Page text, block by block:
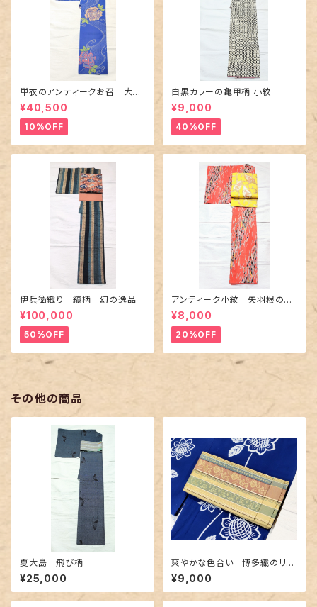
単衣のアンティークお召 大輪
の薔薇柄柄
¥40,500
10%OFF
白黒カラーの亀甲柄 小紋
¥9,000
40%OFF
伊兵衛織り 縞柄 幻の逸品
¥100,000
50%OFF
アンティーク小紋 矢羽根の地
紋に短冊柄 裄６６cm
¥8,000
20%OFF
その他の商品
夏大島 飛び柄
¥25,000
爽やかな色合い 博多織のリバ
ーシブル半幅帯
¥9,000